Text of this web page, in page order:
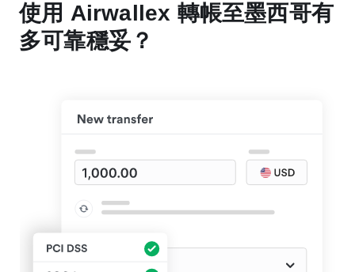
使用 Airwallex 轉帳至墨西哥有
多可靠穩妥？